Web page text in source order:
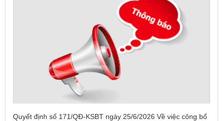
Quyết định số 171/QĐ-KSBT ngày 25/6/2026 Về việc công bố